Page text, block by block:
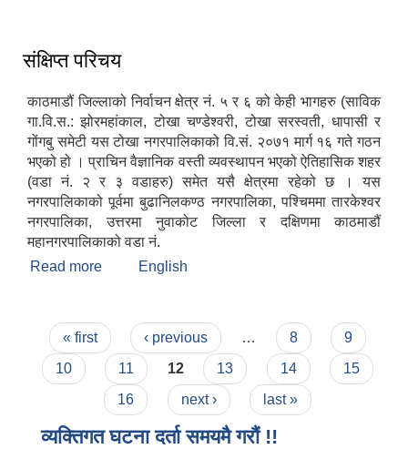
संक्षिप्त परिचय
काठमाडौं जिल्लाको निर्वाचन क्षेत्र नं. ५ र ६ को केही भागहरु (साविक
गा.वि.स.: झोरमहांकाल, टोखा चण्डेश्वरी, टोखा सरस्वती, धापासी र
गोंगबु समेटी यस टोखा नगरपालिकाको वि.सं. २०७१ मार्ग १६ गते गठन
भएको हो । प्राचिन वैज्ञानिक वस्ती व्यवस्थापन भएको ऐतिहासिक शहर
(वडा नं. २ र ३ वडाहरु) समेत यसै क्षेत्रमा रहेको छ । यस
नगरपालिकाको पूर्वमा बुढानिलकण्ठ नगरपालिका, पश्चिममा तारकेश्वर
नगरपालिका, उत्तरमा नुवाकोट जिल्ला र दक्षिणमा काठमाडौं
महानगरपालिकाको वडा नं.
Read more about संक्षिप्त परिचय
English
Pages
« first ‹ previous … 8
9
10
11 12 13 14
15
16
next › last »
व्यक्तिगत घटना दर्ता समयमै गरौं !!